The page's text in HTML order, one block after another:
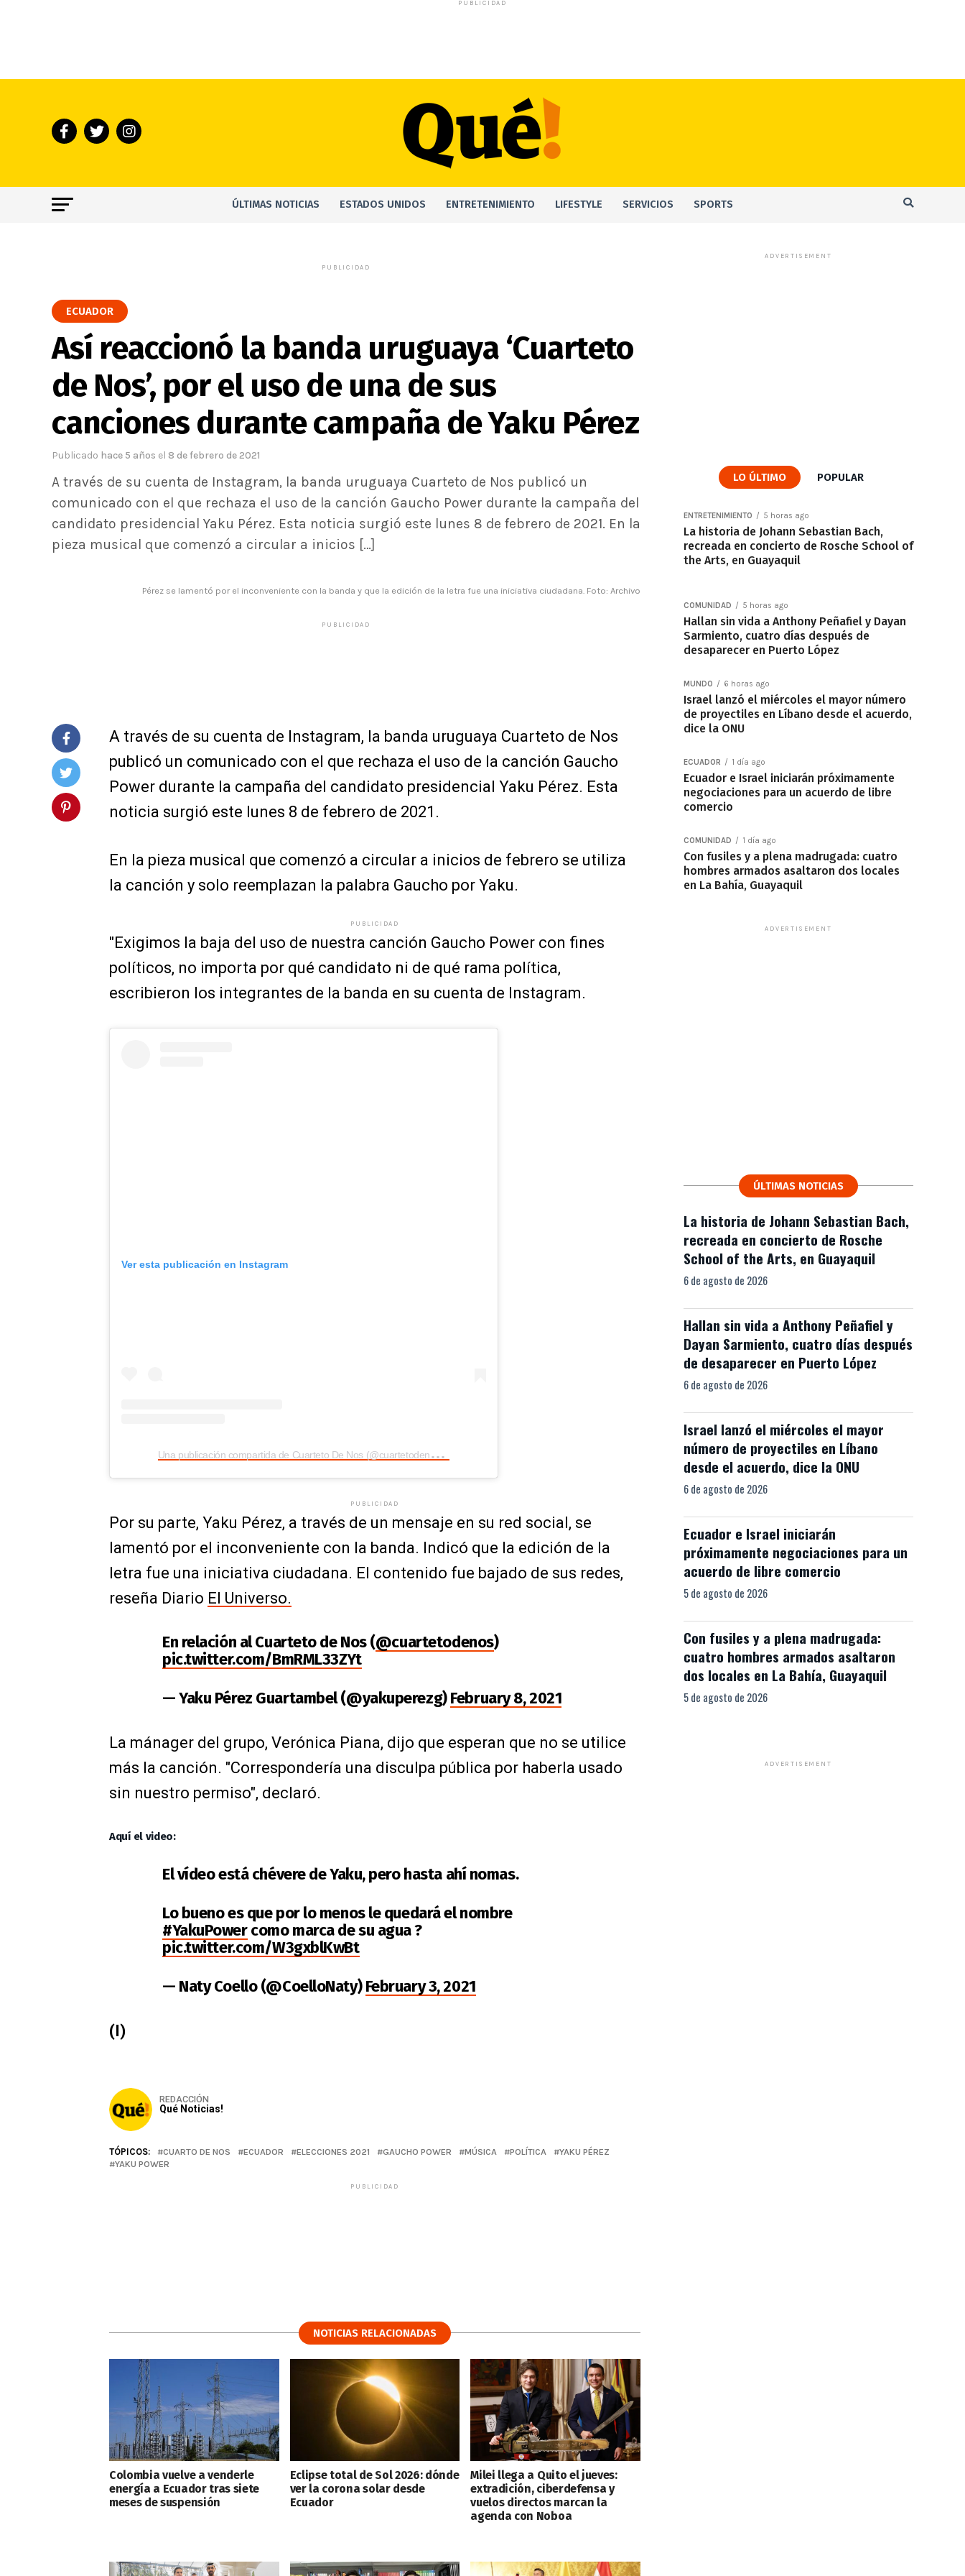
PUBLICIDAD
ÚLTIMAS NOTICIAS ESTADOS UNIDOS ENTRETENIMIENTO LIFESTYLE SERVICIOS SPORTS
PUBLICIDAD
ECUADOR
Así reaccionó la banda uruguaya ‘Cuarteto
de Nos’, por el uso de una de sus
canciones durante campaña de Yaku Pérez
Publicado hace 5 años el 8 de febrero de 2021
A través de su cuenta de Instagram, la banda uruguaya Cuarteto de Nos publicó un
comunicado con el que rechaza el uso de la canción Gaucho Power durante la campaña del
candidato presidencial Yaku Pérez. Esta noticia surgió este lunes 8 de febrero de 2021. En la
pieza musical que comenzó a circular a inicios […]
Pérez se lamentó por el inconveniente con la banda y que la edición de la letra fue una iniciativa ciudadana. Foto: Archivo
PUBLICIDAD
A través de su cuenta de Instagram, la banda uruguaya Cuarteto de Nos
publicó un comunicado con el que rechaza el uso de la canción Gaucho
Power durante la campaña del candidato presidencial Yaku Pérez. Esta
noticia surgió este lunes 8 de febrero de 2021.
En la pieza musical que comenzó a circular a inicios de febrero se utiliza
la canción y solo reemplazan la palabra Gaucho por Yaku.
PUBLICIDAD
"Exigimos la baja del uso de nuestra canción Gaucho Power con fines
políticos, no importa por qué candidato ni de qué rama política,
escribieron los integrantes de la banda en su cuenta de Instagram.
Ver esta publicación en Instagram
U
na publicación compartida de Cuarteto De Nos (@cuartetodenosok)
PUBLICIDAD
Por su parte, Yaku Pérez, a través de un mensaje en su red social, se
lamentó por el inconveniente con la banda. Indicó que la edición de la
letra fue una iniciativa ciudadana. El contenido fue bajado de sus redes,
reseña Diario El Universo.
En relación al Cuarteto de Nos (@cuartetodenos)
pic.twitter.com/BmRML33ZYt
— Yaku Pérez Guartambel (@yakuperezg)February 8, 2021
La mánager del grupo, Verónica Piana, dijo que esperan que no se utilice
más la canción. "Correspondería una disculpa pública por haberla usado
sin nuestro permiso", declaró.
Aquí el video:
El vídeo está chévere de Yaku, pero hasta ahí nomas.
Lo bueno es que por lo menos le quedará el nombre
#YakuPowercomo marca de su agua ?
pic.twitter.com/W3gxblKwBt
— Naty Coello (@CoelloNaty)February 3, 2021
(I)
REDACCIÓN
Qué Noticias!
TÓPICOS: CUARTO DE NOS ECUADOR ELECCIONES 2021 GAUCHO POWER MÚSICA POLÍTICA
YAKU PÉREZ
YAKU POWER
PUBLICIDAD
NOTICIAS RELACIONADAS
Colombia vuelve a venderle
energía a Ecuador tras siete
meses de suspensión
Eclipse total de Sol 2026: dónde
ver la corona solar desde
Ecuador
Milei llega a Quito el jueves:
extradición, ciberdefensa y
vuelos directos marcan la
agenda con Noboa
ADVERTISEMENT
LO ÚLTIMO POPULAR
ENTRETENIMIENTO 5 horas ago
La historia de Johann Sebastian Bach,
recreada en concierto de Rosche School of
the Arts, en Guayaquil
COMUNIDAD 5 horas ago
Hallan sin vida a Anthony Peñafiel y Dayan
Sarmiento, cuatro días después de
desaparecer en Puerto López
MUNDO 6 horas ago
Israel lanzó el miércoles el mayor número
de proyectiles en Líbano desde el acuerdo,
dice la ONU
ECUADOR 1 día ago
Ecuador e Israel iniciarán próximamente
negociaciones para un acuerdo de libre
comercio
COMUNIDAD 1 día ago
Con fusiles y a plena madrugada: cuatro
hombres armados asaltaron dos locales
en La Bahía, Guayaquil
ADVERTISEMENT
ÚLTIMAS NOTICIAS
La historia de Johann Sebastian Bach,
recreada en concierto de Rosche
School of the Arts, en Guayaquil
6 de agosto de 2026
Hallan sin vida a Anthony Peñafiel y
Dayan Sarmiento, cuatro días después
de desaparecer en Puerto López
6 de agosto de 2026
Israel lanzó el miércoles el mayor
número de proyectiles en Líbano
desde el acuerdo, dice la ONU
6 de agosto de 2026
Ecuador e Israel iniciarán
próximamente negociaciones para un
acuerdo de libre comercio
5 de agosto de 2026
Con fusiles y a plena madrugada:
cuatro hombres armados asaltaron
dos locales en La Bahía, Guayaquil
5 de agosto de 2026
ADVERTISEMENT